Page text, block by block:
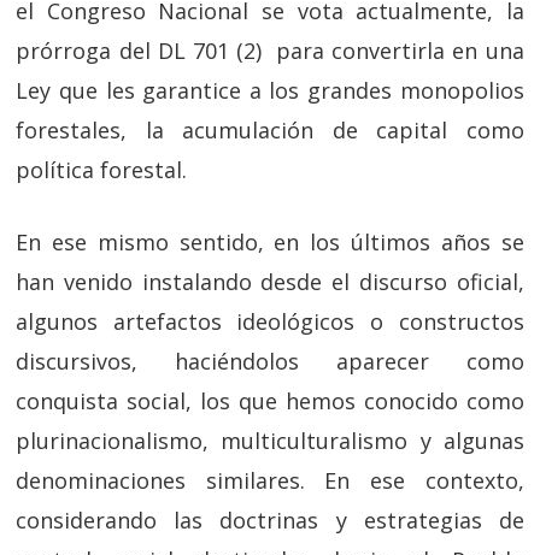
el Congreso Nacional se vota actualmente, la
prórroga del DL 701 (2) para convertirla en una
Ley que les garantice a los grandes monopolios
forestales, la acumulación de capital como
política forestal.
En ese mismo sentido, en los últimos años se
han venido instalando desde el discurso oficial,
algunos artefactos ideológicos o constructos
discursivos, haciéndolos aparecer como
conquista social, los que hemos conocido como
plurinacionalismo, multiculturalismo y algunas
denominaciones similares. En ese contexto,
considerando las doctrinas y estrategias de